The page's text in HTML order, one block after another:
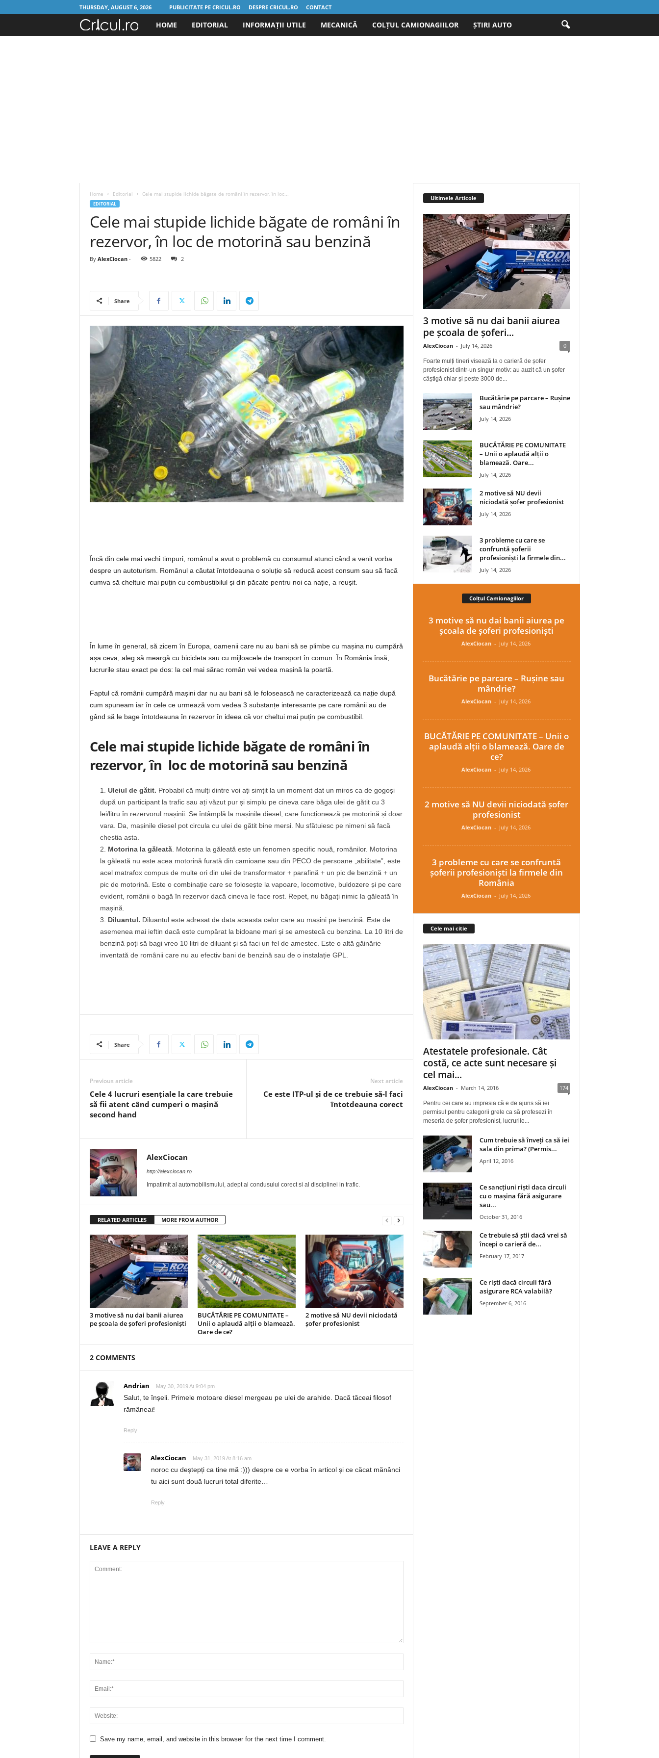
THURSDAY, AUGUST 6, 2026 PUBLICITATE PE CRICUL.RO DESPRE CRICUL.RO CONTACT
o
HOME EDITORIAL INFORMAȚII UTILE MECANICĂ COLȚUL CAMIONAGIILOR ȘTIRI AUTO
Home Editorial Cele mai stupide lichide băgate de români în rezervor, în loc...
EDITORIAL
Cele mai stupide lichide băgate de români în
rezervor, în loc de motorină sau benzină
By AlexCiocan- 5822 2
Share
Încă din cele mai vechi timpuri, românul a avut o problemă cu consumul atunci când a venit vorba
despre un autoturism. Românul a căutat întotdeauna o soluție să reducă acest consum sau să facă
cumva să cheltuie mai puțin cu combustibilul și din păcate pentru noi ca nație, a reușit.
În lume în general, să zicem în Europa, oamenii care nu au bani să se plimbe cu mașina nu cumpără
așa ceva, aleg să meargă cu bicicleta sau cu mijloacele de transport în comun. În România însă,
lucrurile stau exact pe dos: la cel mai sărac român vei vedea mașină la poartă.
Faptul că românii cumpără mașini dar nu au bani să le folosească ne caracterizează ca nație după
cum spuneam iar în cele ce urmează vom vedea 3 substanțe interesante pe care românii au de
gând să le bage întotdeauna în rezervor în ideea că vor cheltui mai puțin pe combustibil.
Cele mai stupide lichide băgate de români în
rezervor, în loc de motorină sau benzină
Uleiul de gătit. Probabil că mulți dintre voi ați simțit la un moment dat un miros ca de gogoși
după un participant la trafic sau ați văzut pur și simplu pe cineva care băga ulei de gătit cu 3
lei/litru în rezervorul mașinii. Se întâmplă la mașinile diesel, care funcționează pe motorină și doar
vara. Da, mașinile diesel pot circula cu ulei de gătit bine mersi. Nu sfătuiesc pe nimeni să facă
chestia asta.
Motorina la găleată. Motorina la găleată este un fenomen specific nouă, românilor. Motorina
la găleată nu este acea motorină furată din camioane sau din PECO de persoane „abilitate”, este
acel matrafox compus de multe ori din ulei de transformator + parafină + un pic de benzină + un
pic de motorină. Este o combinație care se folosește la vapoare, locomotive, buldozere și pe care
evident, românii o bagă în rezervor dacă cineva le face rost. Repet, nu băgați nimic la găleată în
mașină.
Diluantul. Diluantul este adresat de data aceasta celor care au mașini pe benzină. Este de
asemenea mai ieftin dacă este cumpărat la bidoane mari și se amestecă cu benzina. La 10 litri de
benzină poți să bagi vreo 10 litri de diluant și să faci un fel de amestec. Este o altă găinărie
inventată de românii care nu au efectiv bani de benzină sau de o instalație GPL.
Share
Previous article
Cele 4 lucruri esențiale la care trebuie
să fii atent când cumperi o mașină
second hand
Next article
Ce este ITP-ul și de ce trebuie să-l faci
întotdeauna corect
AlexCiocan
http://alexciocan.ro
Impatimit al automobilismului, adept al condusului corect si al disciplinei in trafic.
RELATED ARTICLES MORE FROM AUTHOR
3 motive să nu dai banii aiurea
pe școala de șoferi profesioniști
BUCĂTĂRIE PE COMUNITATE –
Unii o aplaudă alții o blamează.
Oare de ce?
2 motive să NU devii niciodată
șofer profesionist
2 COMMENTS
Andrian May 30, 2019 At 9:04 pm
Salut, te înșeli. Primele motoare diesel mergeau pe ulei de arahide. Dacă tăceai filosof
rămâneai!
Reply
AlexCiocan May 31, 2019 At 8:16 am
noroc cu deștepți ca tine mă :))) despre ce e vorba în articol și ce căcat mănânci
tu aici sunt două lucruri total diferite…
Reply
LEAVE A REPLY
Save my name, email, and website in this browser for the next time I comment.
Ultimele Articole
3 motive să nu dai banii aiurea
pe școala de șoferi...
AlexCiocan - July 14, 2026 0
Foarte mulți tineri visează la o carieră de șofer
profesionist dintr-un singur motiv: au auzit că un șofer
câștigă chiar și peste 3000 de...
Bucătărie pe parcare – Rușine
sau mândrie?
July 14, 2026
BUCĂTĂRIE PE COMUNITATE
– Unii o aplaudă alții o
blamează. Oare...
July 14, 2026
2 motive să NU devii
niciodată șofer profesionist
July 14, 2026
3 probleme cu care se
confruntă șoferii
profesioniști la firmele din...
July 14, 2026
Colțul Camionagiilor
3 motive să nu dai banii aiurea pe
școala de șoferi profesioniști
AlexCiocan - July 14, 2026
Bucătărie pe parcare – Rușine sau
mândrie?
AlexCiocan - July 14, 2026
BUCĂTĂRIE PE COMUNITATE – Unii o
aplaudă alții o blamează. Oare de
ce?
AlexCiocan - July 14, 2026
2 motive să NU devii niciodată șofer
profesionist
AlexCiocan - July 14, 2026
3 probleme cu care se confruntă
șoferii profesioniști la firmele din
România
AlexCiocan - July 14, 2026
Cele mai citie
Atestatele profesionale. Cât
costă, ce acte sunt necesare și
cel mai...
AlexCiocan - March 14, 2016 174
Pentru cei care au impresia că e de ajuns să iei
permisul pentru categorii grele ca să profesezi în
meseria de șofer profesionist, lucrurile...
Cum trebuie să înveți ca să iei
sala din prima? (Permis...
April 12, 2016
Ce sancțiuni riști daca circuli
cu o mașina fără asigurare
sau...
October 31, 2016
Ce trebuie să știi dacă vrei să
începi o carieră de...
February 17, 2017
Ce riști dacă circuli fără
asigurare RCA valabilă?
September 6, 2016